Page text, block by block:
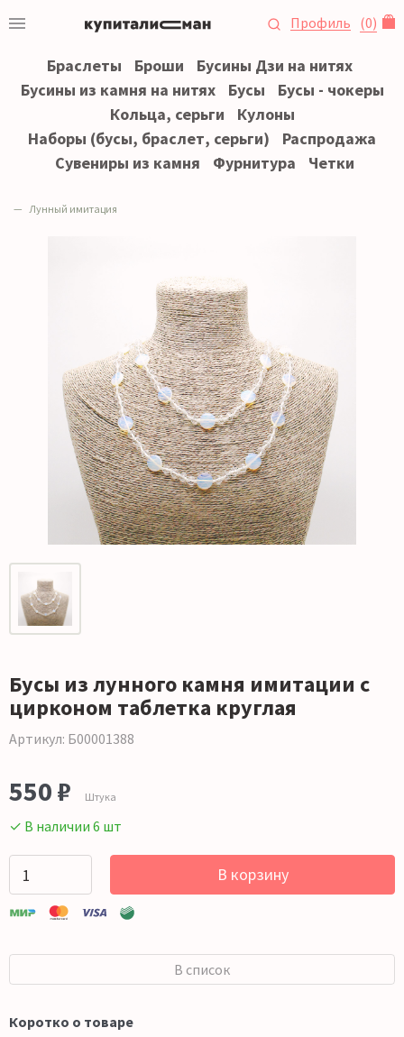
Профиль (0)
Браслеты Броши
Бусины Дзи на нитях
Бусины из камня на нитях
Бусы
Бусы - чокеры
Кольца, серьги
Кулоны
Наборы (бусы, браслет, серьги)
Распродажа
Сувениры из камня
Фурнитура Четки
Лунный имитация
Бусы из лунного камня имитации с
цирконом таблетка круглая
Артикул: Б00001388
550 ₽ Штука
✓ В наличии 6 шт
В корзину
В список
Коротко о товаре